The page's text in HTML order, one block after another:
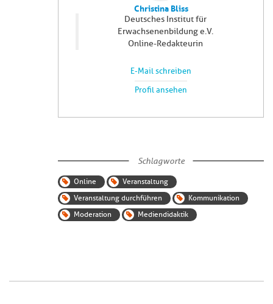
Christina Bliss
Deutsches Institut für
Erwachsenenbildung e.V.
Online-Redakteurin
E-Mail schreiben
Profil ansehen
Schlagworte
Online
Veranstaltung
Veranstaltung durchführen
Kommunikation
Moderation
Mediendidaktik